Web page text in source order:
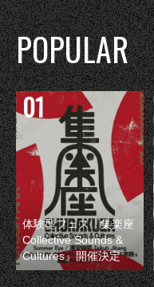
POPULAR
体験型フェス『集楽座
Collective Sounds &
Cultures』開催決定